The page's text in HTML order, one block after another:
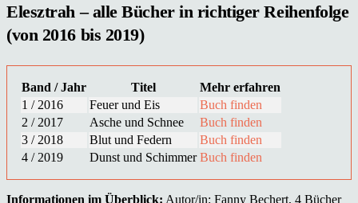
Elesztrah – alle Bücher in richtiger Reihenfolge
(von 2016 bis 2019)
Band / Jahr Titel
Mehr erfahren
1 / 2016
Feuer und Eis
Buch finden
2 / 2017
Asche und Schnee
Buch finden
3 / 2018
Blut und Federn
Buch finden
4 / 2019
Dunst und Schimmer Buch finden
Informationen im Überblick: Autor/in: Fanny Bechert, 4 Bücher